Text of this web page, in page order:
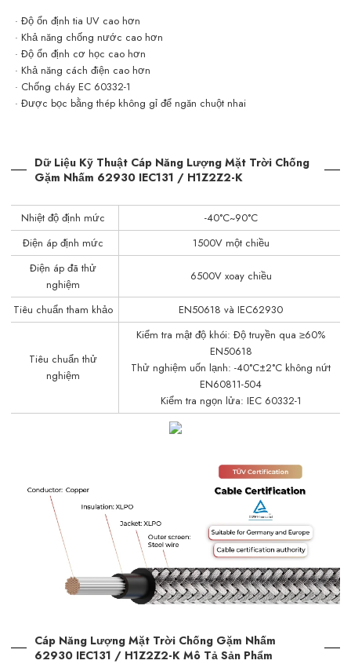
· Độ ổn định tia UV cao hơn
· Khả năng chống nước cao hơn
· Độ ổn định cơ học cao hơn
· Khả năng cách điện cao hơn
· Chống cháy EC 60332-1
· Được bọc bằng thép không gỉ để ngăn chuột nhai
Dữ Liệu Kỹ Thuật Cáp Năng Lượng Mặt Trời Chống
Gặm Nhấm 62930 IEC131 / H1Z2Z2-K
Nhiệt độ định mức
-40°C~90°C
Điện áp định mức
1500V một chiều
Điện áp đã thử
nghiệm
6500V xoay chiều
Tiêu chuẩn tham khảo EN50618 và IEC62930
Tiêu chuẩn thử
nghiệm
Kiểm tra mật độ khói: Độ truyền qua ≥60%
EN50618
Thử nghiệm uốn lạnh: -40°C±2°C không nứt
EN60811-504
Kiểm tra ngọn lửa: IEC 60332-1
Cáp Năng Lượng Mặt Trời Chống Gặm Nhấm
62930 IEC131 / H1Z2Z2-K Mô Tả Sản Phẩm